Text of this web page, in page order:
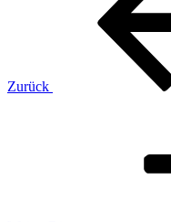
Zurück